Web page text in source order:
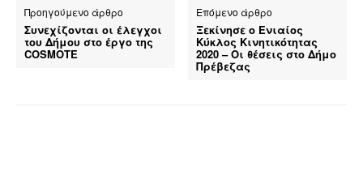
Προηγούμενο άρθρο
Συνεχίζονται οι έλεγχοι
του Δήμου στο έργο της
COSMOTE
Επόμενο άρθρο
Ξεκίνησε ο Ενιαίος
Κύκλος Κινητικότητας
2020 – Οι θέσεις στο Δήμο
Πρέβεζας